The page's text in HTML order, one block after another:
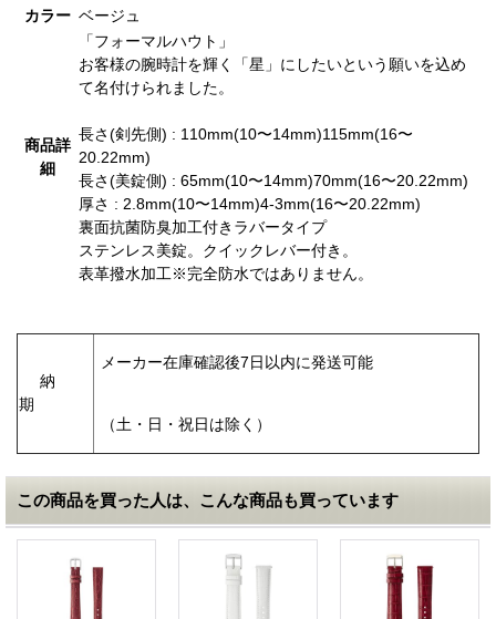
カラー ベージュ
商品詳
細
「フォーマルハウト」
お客様の腕時計を輝く「星」にしたいという願いを込め
て名付けられました。
長さ(剣先側) : 110mm(10〜14mm)115mm(16〜
20.22mm)
長さ(美錠側) : 65mm(10〜14mm)70mm(16〜20.22mm)
厚さ : 2.8mm(10〜14mm)4-3mm(16〜20.22mm)
裏面抗菌防臭加工付きラバータイプ
ステンレス美錠。クイックレバー付き。
表革撥水加工※完全防水ではありません。
納
期
メーカー在庫確認後7日以内に発送可能
（土・日・祝日は除く）
この商品を買った人は、こんな商品も買っています